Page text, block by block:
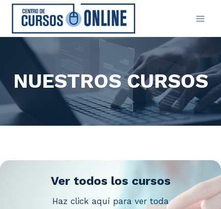
Saltar
contenido
NUESTROS CURSOS
Ver todos los cursos
Haz click aquí para ver toda